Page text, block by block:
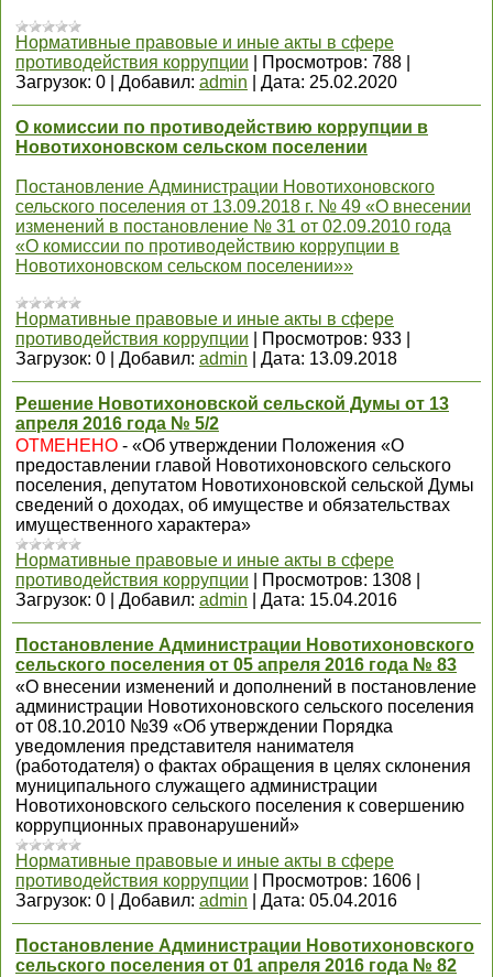
Нормативные правовые и иные акты в сфере
противодействия коррупции
Просмотров: 788
Загрузок: 0 Добавил: admin Дата: 25.02.2020
О комиссии по противодействию коррупции в
Новотихоновском сельском поселении
Постановление Администрации Новотихоновского
сельского поселения от 13.09.2018 г. № 49 «О внесении
изменений в постановление № 31 от 02.09.2010 года
«О комиссии по противодействию коррупции в
Новотихоновском сельском поселении»»
Нормативные правовые и иные акты в сфере
противодействия коррупции
Просмотров: 933
Загрузок: 0 Добавил: admin Дата: 13.09.2018
Решение Новотихоновской сельской Думы от 13
апреля 2016 года № 5/2
ОТМЕНЕНО - «Об утверждении Положения «О
предоставлении главой Новотихоновского сельского
поселения, депутатом Новотихоновской сельской Думы
сведений о доходах, об имуществе и обязательствах
имущественного характера»
Нормативные правовые и иные акты в сфере
противодействия коррупции
Просмотров: 1308
Загрузок: 0 Добавил: admin Дата: 15.04.2016
Постановление Администрации Новотихоновского
сельского поселения от 05 апреля 2016 года № 83
«О внесении изменений и дополнений в постановление
администрации Новотихоновского сельского поселения
от 08.10.2010 №39 «Об утверждении Порядка
уведомления представителя нанимателя
(работодателя) о фактах обращения в целях склонения
муниципального служащего администрации
Новотихоновского сельского поселения к совершению
коррупционных правонарушений»
Нормативные правовые и иные акты в сфере
противодействия коррупции
Просмотров: 1606
Загрузок: 0 Добавил: admin Дата: 05.04.2016
Постановление Администрации Новотихоновского
сельского поселения от 01 апреля 2016 года № 82